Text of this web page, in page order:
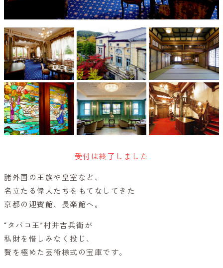
受付は終了しました
諸外国の王族や皇室など、
名立たる偉人たちをもてなしてきた
京都の迎賓館、長楽館へ。
“タバコ王”村井吉兵衛が
私財を惜しみなく投じ、
贅を極めた芸術様式の宝庫です。